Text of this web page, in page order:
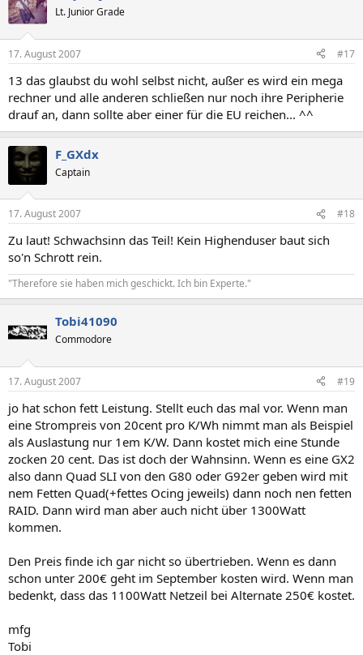
Lt. Junior Grade
17. August 2007 #17
13 das glaubst du wohl selbst nicht, außer es wird ein mega
rechner und alle anderen schließen nur noch ihre Peripherie
drauf an, dann sollte aber einer für die EU reichen... ^^
F_GXdx
Captain
17. August 2007 #18
Zu laut! Schwachsinn das Teil! Kein Highenduser baut sich
so'n Schrott rein.
"Therefore sie haben mich geschickt. Ich bin Experte."
Tobi41090
Commodore
17. August 2007 #19
jo hat schon fett Leistung. Stellt euch das mal vor. Wenn man
eine Strompreis von 20cent pro K/Wh nimmt man als Beispiel
als Auslastung nur 1em K/W. Dann kostet mich eine Stunde
zocken 20 cent. Das ist doch der Wahnsinn. Wenn es eine GX2
also dann Quad SLI von den G80 oder G92er geben wird mit
nem Fetten Quad(+fettes Ocing jeweils) dann noch nen fetten
RAID. Dann wird man aber auch nicht über 1300Watt
kommen.
Den Preis finde ich gar nicht so übertrieben. Wenn es dann
schon unter 200€ geht im September kosten wird. Wenn man
bedenkt, dass das 1100Watt Netzeil bei Alternate 250€ kostet.
mfg
Tobi